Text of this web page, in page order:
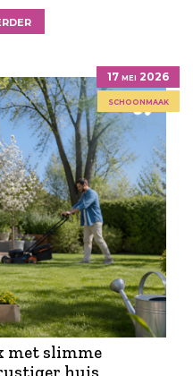
17 mei 2026
schoonmaak
met slimme